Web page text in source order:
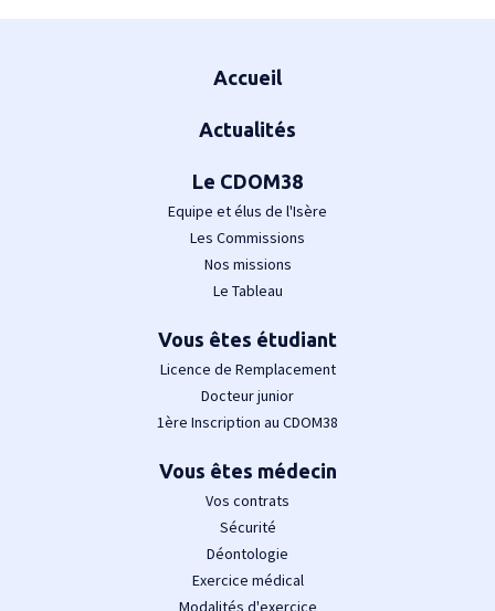
Accueil
Actualités
Le CDOM38
Equipe et élus de l'Isère
Les Commissions
Nos missions
Le Tableau
Vous êtes étudiant
Licence de Remplacement
Docteur junior
1ère Inscription au CDOM38
Vous êtes médecin
Vos contrats
Sécurité
Déontologie
Exercice médical
Modalités d'exercice